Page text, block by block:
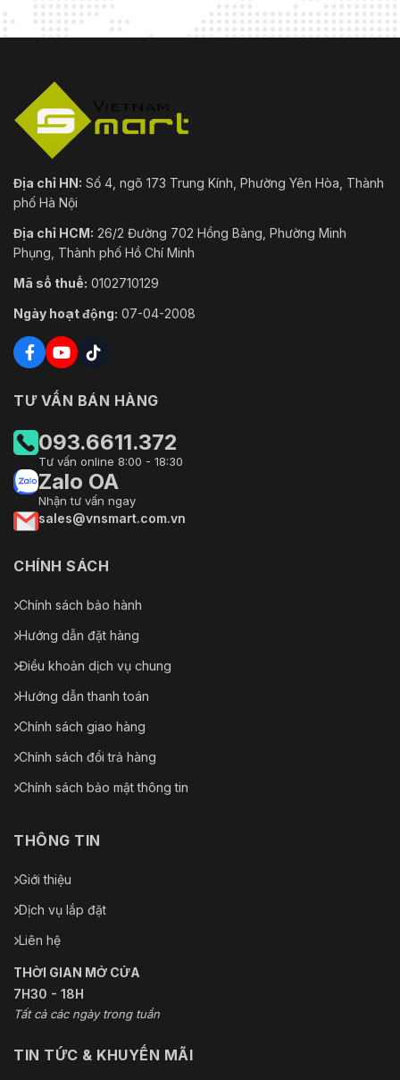
Địa chỉ HN: Số 4, ngõ 173 Trung Kính, Phường Yên Hòa, Thành
phố Hà Nội
Địa chỉ HCM: 26/2 Đường 702 Hồng Bàng, Phường Minh
Phụng, Thành phố Hồ Chí Minh
Mã số thuế: 0102710129
Ngày hoạt động: 07-04-2008
TƯ VẤN BÁN HÀNG
093.6611.372
Tư vấn online 8:00 - 18:30
Zalo OA
Nhận tư vấn ngay
sales@vnsmart.com.vn
CHÍNH SÁCH
Chính sách bảo hành
Hướng dẫn đặt hàng
Điều khoản dịch vụ chung
Hướng dẫn thanh toán
Chính sách giao hàng
Chính sách đổi trả hàng
Chính sách bảo mật thông tin
THÔNG TIN
Giới thiệu
Dịch vụ lắp đặt
Liên hệ
THỜI GIAN MỞ CỬA
7H30 - 18H
Tất cả các ngày trong tuần
TIN TỨC & KHUYẾN MÃI